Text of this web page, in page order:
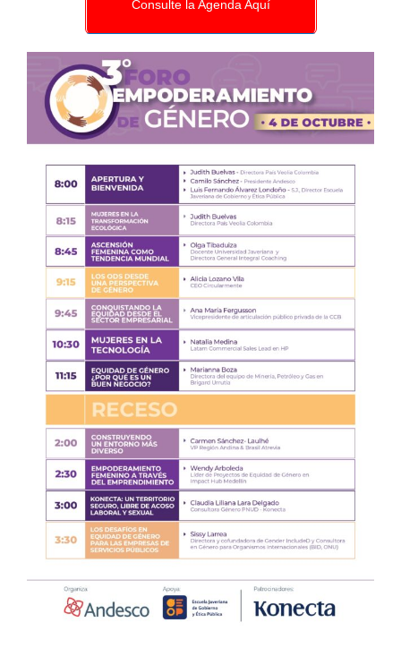
Consulte la Agenda Aquí